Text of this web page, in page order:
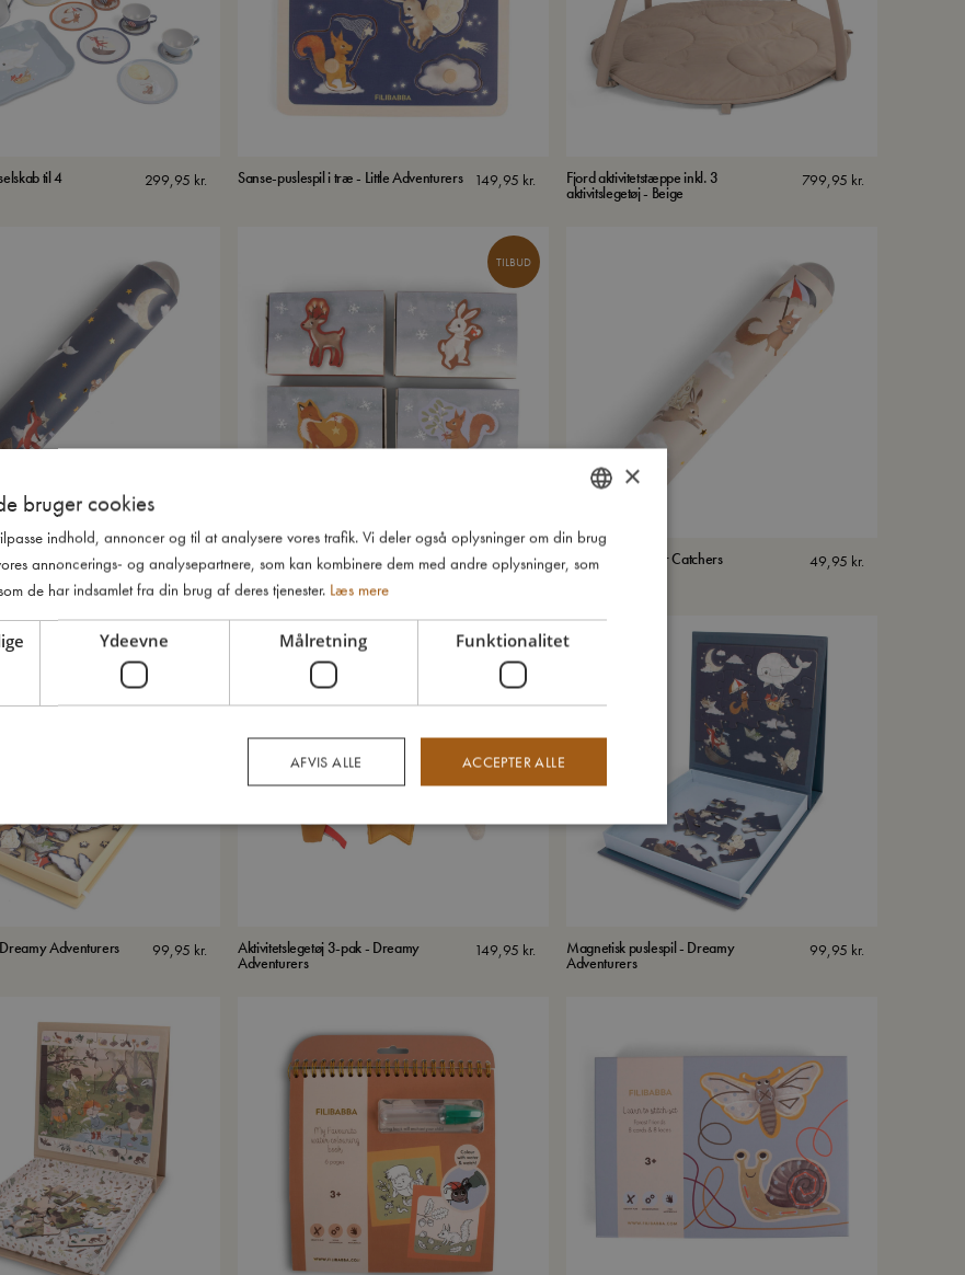
til 4 299,95 kr. Sanse-puslespil i træ - Little Adventurers 149,95 kr. Fjord aktivitetstæppe inkl. 3
aktivitslegetøj - Beige
799,95 kr.
Adventurers 49,95kr.
TILBUD
Sæt med 4 puslespil - Wonderful Winter
- Skovens dyr
69,97kr. Kaleidoskop - Star Catchers 49,95 kr.
Adventurers 99,95 kr. Aktivitetslegetøj 3-pak - Dreamy
Adventurers
149,95 kr. Magnetisk puslespil - Dreamy
Adventurers
99,95 kr.
DANISH
ENGLISH
×
bruger cookies
indhold, annoncer og til at analysere vores trafik. Vi deler også oplysninger om din brug
annoncerings- og analysepartnere, som kan kombinere dem med andre oplysninger, som
de har indsamlet fra din brug af deres tjenester. Læs mere
Ydeevne Målretning Funktionalitet
ACCEPTER ALLE
AFVIS ALLE